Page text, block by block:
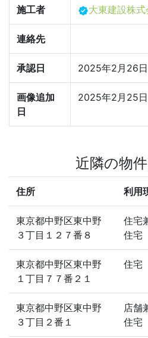
施工者 大東建設株式
連絡先
承認日 2025年2月26日
画像追加
日
2025年2月25日
近隣の物
住所 利用
東京都中野区東中野
３丁目１２７番８
住宅
住宅
東京都中野区東中野
１丁目７７番２１
住宅
東京都中野区東中野
３丁目２番１
店舗
住宅